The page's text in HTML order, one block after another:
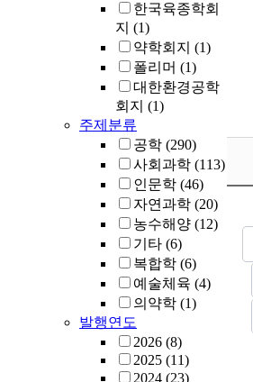
한국육종학회
지 (1)
약학회지 (1)
폴리머 (1)
대한환경공학
회지 (1)
주제분류
공학 (290)
사회과학 (113)
인문학 (46)
자연과학 (20)
농수해양 (12)
기타 (6)
복합학 (6)
예술체육 (4)
의약학 (1)
발행연도
2026 (8)
2025 (11)
2024 (23)